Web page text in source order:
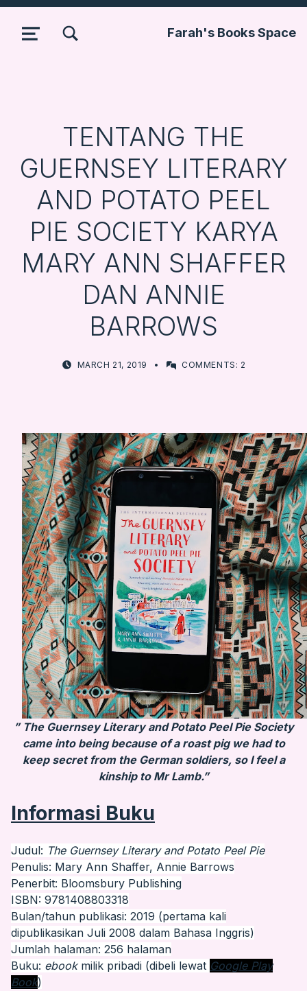
Farah's Books Space
MENU
TENTANG THE
GUERNSEY LITERARY
AND POTATO PEEL
PIE SOCIETY KARYA
MARY ANN SHAFFER
DAN ANNIE
BARROWS
POSTED ON:
MARCH 21, 2019 WRITTEN BY:
FARBOOKSVENTURE
COMMENTS: 2
” The Guernsey Literary and Potato Peel Pie Society
came into being because of a roast pig we had to
keep secret from the German soldiers, so I feel a
kinship to Mr Lamb.”
Informasi Buku
Judul: The Guernsey Literary and Potato Peel Pie
Penulis: Mary Ann Shaffer, Annie Barrows
Penerbit: Bloomsbury Publishing
ISBN: 9781408803318
Bulan/tahun publikasi: 2019 (pertama kali
dipublikasikan Juli 2008 dalam Bahasa Inggris)
Jumlah halaman: 256 halaman
Buku: ebook milik pribadi (dibeli lewat Google Play
Book)